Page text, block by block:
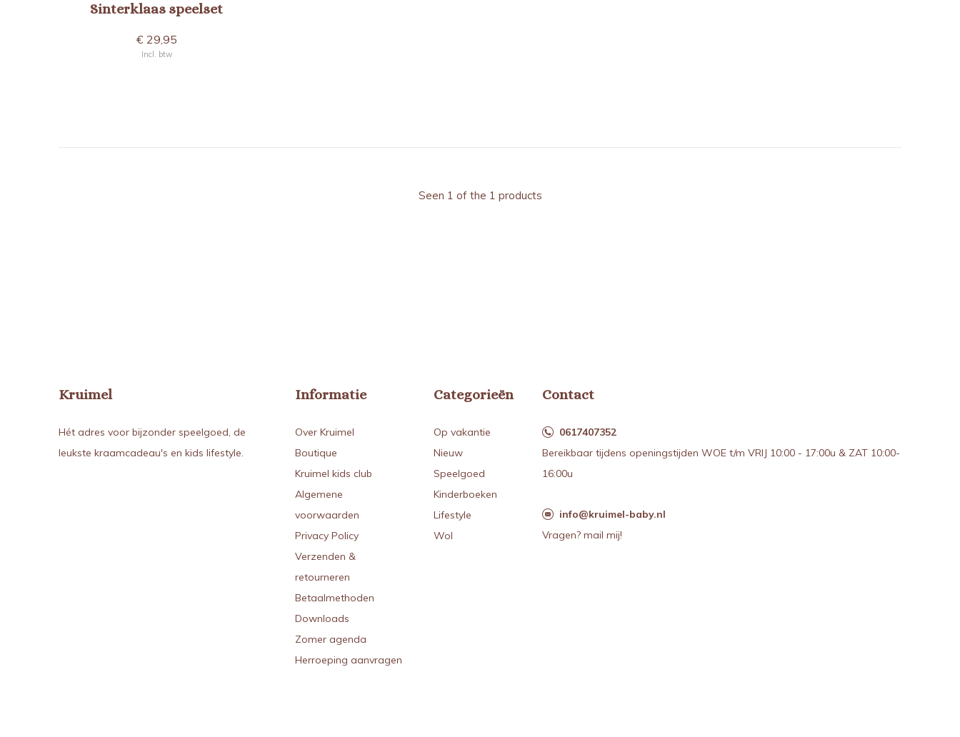
Sinterklaas speelset
€ 29,95
Incl. btw
Seen 1 of the 1 products
Kruimel
Hét adres voor bijzonder speelgoed, de
leukste kraamcadeau's en kids lifestyle.
Informatie
Over Kruimel
Boutique
Kruimel kids club
Algemene
voorwaarden
Privacy Policy
Verzenden &
retourneren
Betaalmethoden
Downloads
Zomer agenda
Herroeping aanvragen
Categorieën
Op vakantie
Nieuw
Speelgoed
Kinderboeken
Lifestyle
Wol
Contact
0617407352
Bereikbaar tijdens openingstijden WOE t/m VRIJ 10:00 - 17:00u & ZAT 10:00-
16:00u
info@kruimel-baby.nl
Vragen? mail mij!